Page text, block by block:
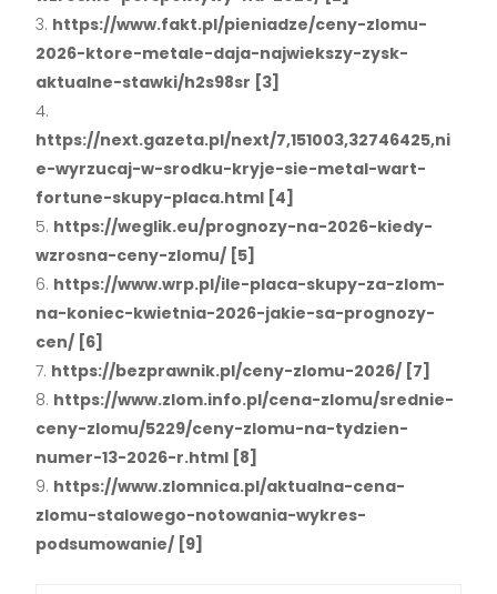
https://www.fakt.pl/pieniadze/ceny-zlomu-
2026-ktore-metale-daja-najwiekszy-zysk-
aktualne-stawki/h2s98sr [3]
https://next.gazeta.pl/next/7,151003,32746425,ni
e-wyrzucaj-w-srodku-kryje-sie-metal-wart-
fortune-skupy-placa.html [4]
https://weglik.eu/prognozy-na-2026-kiedy-
wzrosna-ceny-zlomu/ [5]
https://www.wrp.pl/ile-placa-skupy-za-zlom-
na-koniec-kwietnia-2026-jakie-sa-prognozy-
cen/ [6]
https://bezprawnik.pl/ceny-zlomu-2026/ [7]
https://www.zlom.info.pl/cena-zlomu/srednie-
ceny-zlomu/5229/ceny-zlomu-na-tydzien-
numer-13-2026-r.html [8]
https://www.zlomnica.pl/aktualna-cena-
zlomu-stalowego-notowania-wykres-
podsumowanie/ [9]